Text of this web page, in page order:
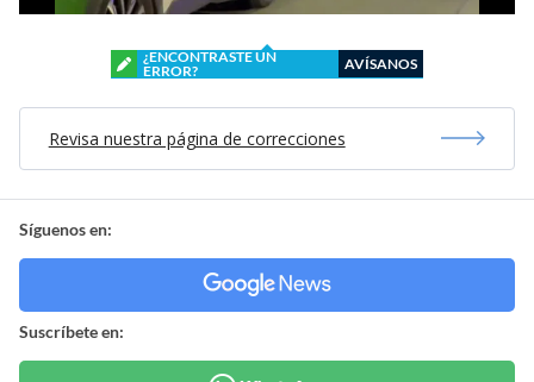
¿ENCONTRASTE UN
ERROR?
AVÍSANOS
Revisa nuestra página de correcciones
Síguenos en:
Suscríbete en: